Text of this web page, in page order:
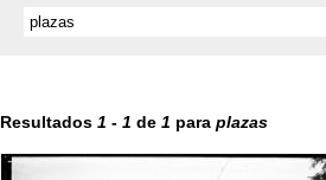
Resultados 1 - 1 de 1 para plazas